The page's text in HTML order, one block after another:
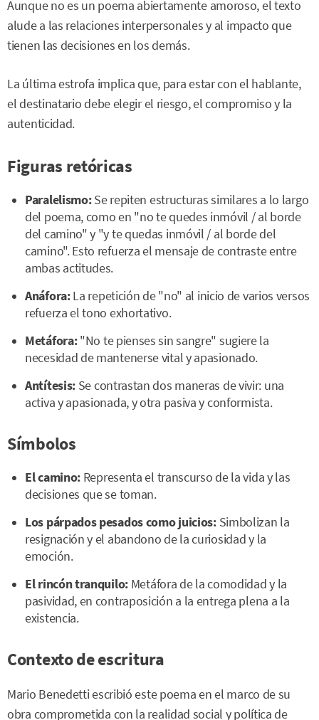
Aunque no es un poema abiertamente amoroso, el texto
alude a las relaciones interpersonales y al impacto que
tienen las decisiones en los demás.
La última estrofa implica que, para estar con el hablante,
el destinatario debe elegir el riesgo, el compromiso y la
autenticidad.
Figuras retóricas
Paralelismo:Se repiten estructuras similares a lo largo
del poema, como en "no te quedes inmóvil / al borde
del camino" y "y te quedas inmóvil / al borde del
camino". Esto refuerza el mensaje de contraste entre
ambas actitudes.
Anáfora:La repetición de "no" al inicio de varios versos
refuerza el tono exhortativo.
Metáfora:"No te pienses sin sangre" sugiere la
necesidad de mantenerse vital y apasionado.
Antítesis: Se contrastan dos maneras de vivir: una
activa y apasionada, y otra pasiva y conformista.
Símbolos
El camino: Representa el transcurso de la vida y las
decisiones que se toman.
Los párpados pesados como juicios:Simbolizan la
resignación y el abandono de la curiosidad y la
emoción.
El rincón tranquilo: Metáfora de la comodidad y la
pasividad, en contraposición a la entrega plena a la
existencia.
Contexto de escritura
Mario Benedetti escribió este poema en el marco de su
obra comprometida con la realidad social y política de